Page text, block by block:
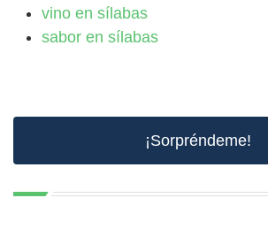
vino en sílabas
sabor en sílabas
¡Sorpréndeme!